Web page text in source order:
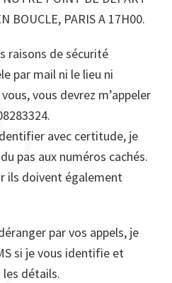
BOUCLE, PARIS A 17H00.
raisons de sécurité
par mail ni le lieu ni
vous devrez m’appeler
avec certitude, je
pas aux numéros cachés.
ils doivent également
par vos appels, je
si je vous identifie et
détails.